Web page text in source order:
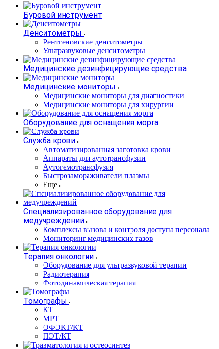
Буровой инструмент
Денситометры
Рентгеновские денситометры
Ультразвуковые денситометры
Медицинские дезинфицирующие средства
Медицинские мониторы
Медицинские мониторы для диагностики
Медицинские мониторы для хирургии
Оборудование для оснащения морга
Служба крови
Автоматизированная заготовка крови
Аппараты для аутотрансфузии
Аутогемотрансфузия
Быстрозамораживатели плазмы
Еще
Специализированное оборудование для
медучреждений
Комплексы вызова и контроля доступа персонала
Мониторинг медицинских газов
Терапия онкологии
Оборудование для ультразвуковой терапии
Радиотерапия
Фотодинамическая терапия
Томографы
КТ
МРТ
ОФЭКТ/КТ
ПЭТ/КТ